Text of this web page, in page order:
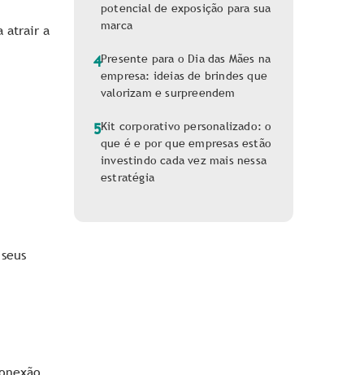
atrair a
potencial de exposição para sua
marca
4Presente para o Dia das Mães na
empresa: ideias de brindes que
valorizam e surpreendem
5Kit corporativo personalizado: o
que é e por que empresas estão
investindo cada vez mais nessa
estratégia